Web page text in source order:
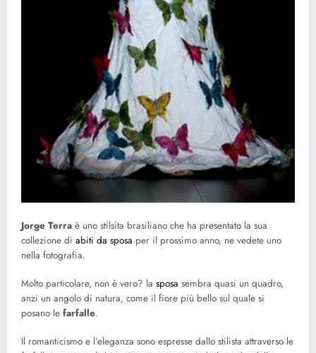
Jorge Terra è uno stilsita brasiliano che ha presentato la sua
collezione di abiti da sposa per il prossimo anno, ne vedete uno
nella fotografia.
Molto particolare, non è vero? la sposa sembra quasi un quadro,
anzi un angolo di natura, come il fiore più bello sul quale si
posano le farfalle.
Il romanticismo e l’eleganza sono espresse dallo stilista attraverso le